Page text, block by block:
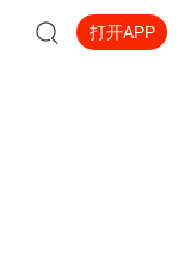
打开APP